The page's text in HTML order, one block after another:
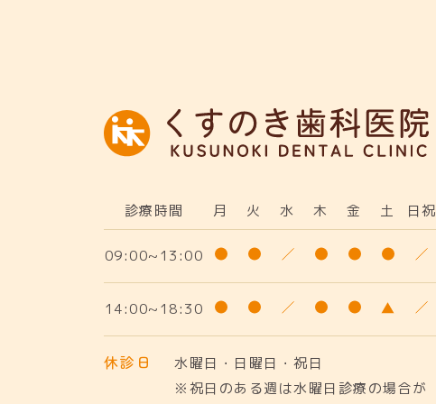
診療時間 月 火 水 木 金 土 日祝
09:00~13:00
14:00~18:30
休診日
水曜日・日曜日・祝日
※祝日のある週は水曜日診療の場合が